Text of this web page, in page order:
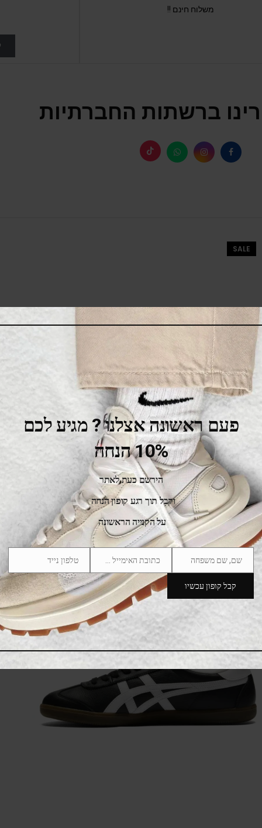
משלוח חינם !!
ברשתות החברתיות
SALE
Onitsuka Tiger TOKUTEN PIEDMONT GREY/METROPOLIS
650.00 ₪
510.00₪
SALE
פעם ראשונה אצלנו ? מגיע לכם
10% הנחה
הירשם כעת לאתר
וקבל תוך רגע קופון הנחה
על הקנייה הראשונה
Name
שם, שם משפחה Email
Phone
Number
טלפון נייד
קבל קופון עכשיו